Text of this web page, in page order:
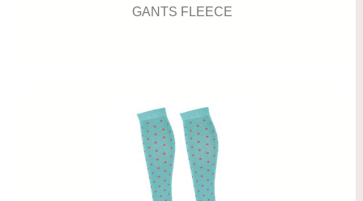
GANTS FLEECE